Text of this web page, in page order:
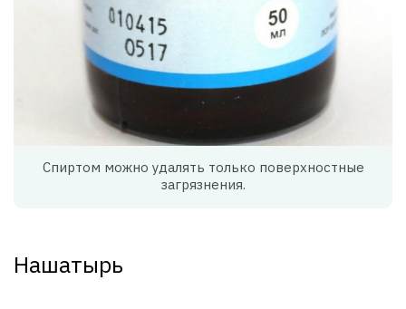
Спиртом можно удалять только поверхностные
загрязнения.
Нашатырь